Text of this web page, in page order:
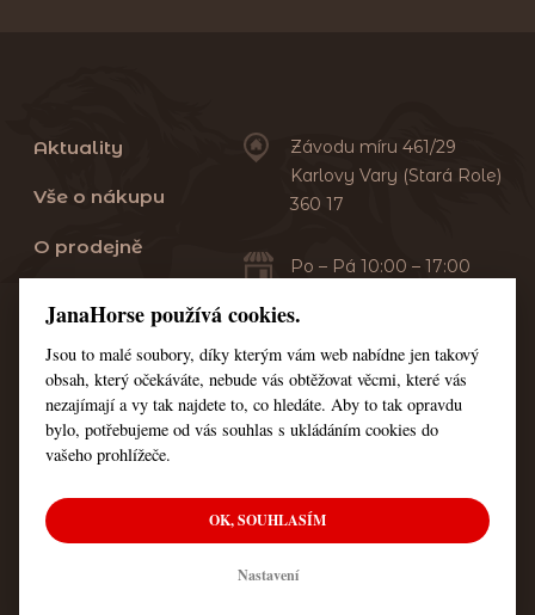
Aktuality
Vše o nákupu
O prodejně
Servis
Kontakt
Nastavení cookies
Závodu míru 461/29
Karlovy Vary (Stará Role)
360 17
Po – Pá 10:00 – 17:00
+420 353 549 410
+420 608 444 378
© Všechna práva vyhrazena JanaHorse
JanaHorse používá cookies.
Jsou to malé soubory, díky kterým vám web nabídne jen takový
obsah, který očekáváte, nebude vás obtěžovat věcmi, které vás
nezajímají a vy tak najdete to, co hledáte. Aby to tak opravdu
bylo, potřebujeme od vás souhlas s ukládáním cookies do
vašeho prohlížeče.
OK, SOUHLASÍM
Nastavení